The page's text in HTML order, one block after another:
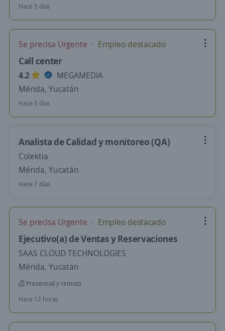
Hace 5 días
Se precisa Urgente Empleo destacado
Call center
4.2
MEGAMEDIA
Mérida, Yucatán
Hace 5 días
Analista de Calidad y monitoreo (QA)
Colektia
Mérida, Yucatán
Hace 7 días
Se precisa Urgente Empleo destacado
Ejecutivo(a) de Ventas y Reservaciones
SAAS CLOUD TECHNOLOGIES
Mérida, Yucatán
Presencial y remoto
Hace 12 horas